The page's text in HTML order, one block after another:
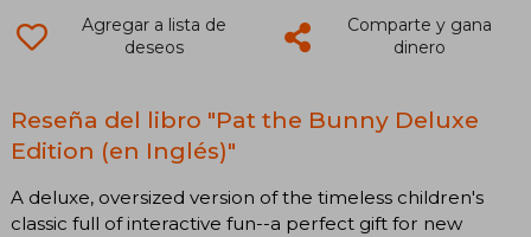
Agregar a lista de
deseos
Comparte y gana
dinero
Reseña del libro "Pat the Bunny Deluxe
Edition (en Inglés)"
A deluxe, oversized version of the timeless children's
classic full of interactive fun--a perfect gift for new